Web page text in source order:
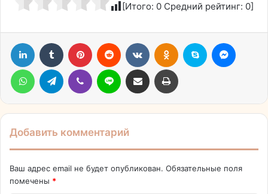
[Итого: 0 Средний рейтинг: 0]
LinkedIn Tumblr Pinterest Reddit ВконтактеОдноклассники
Skype
WhatsAppTelegram Viber Line Поделиться через электронную почту Печатать
Добавить комментарий
Ваш адрес email не будет опубликован. Обязательные поля
помечены *